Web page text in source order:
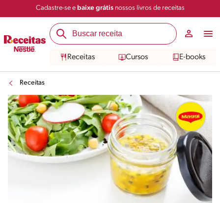
Cadastre-se e baixe grátisnossos livros de receitas
Receitas Cursos E-books
Receitas
Salvar Compartilhar